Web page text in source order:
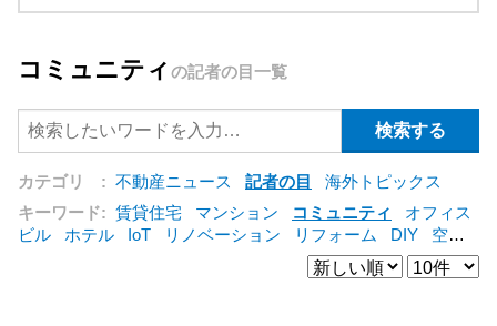
コミュニティ の記者の目一覧
カテゴリ : 不動産ニュース 記者の目
海外トピックス
キーワード: 賃貸住宅 マンション コミュニティ
オフィス
ビル
ホテル IoT リノベーション リフォーム DIY
空き
シェアリングエコノミー 建売住宅
管理
公営住宅 三菱地所 仲介[+]